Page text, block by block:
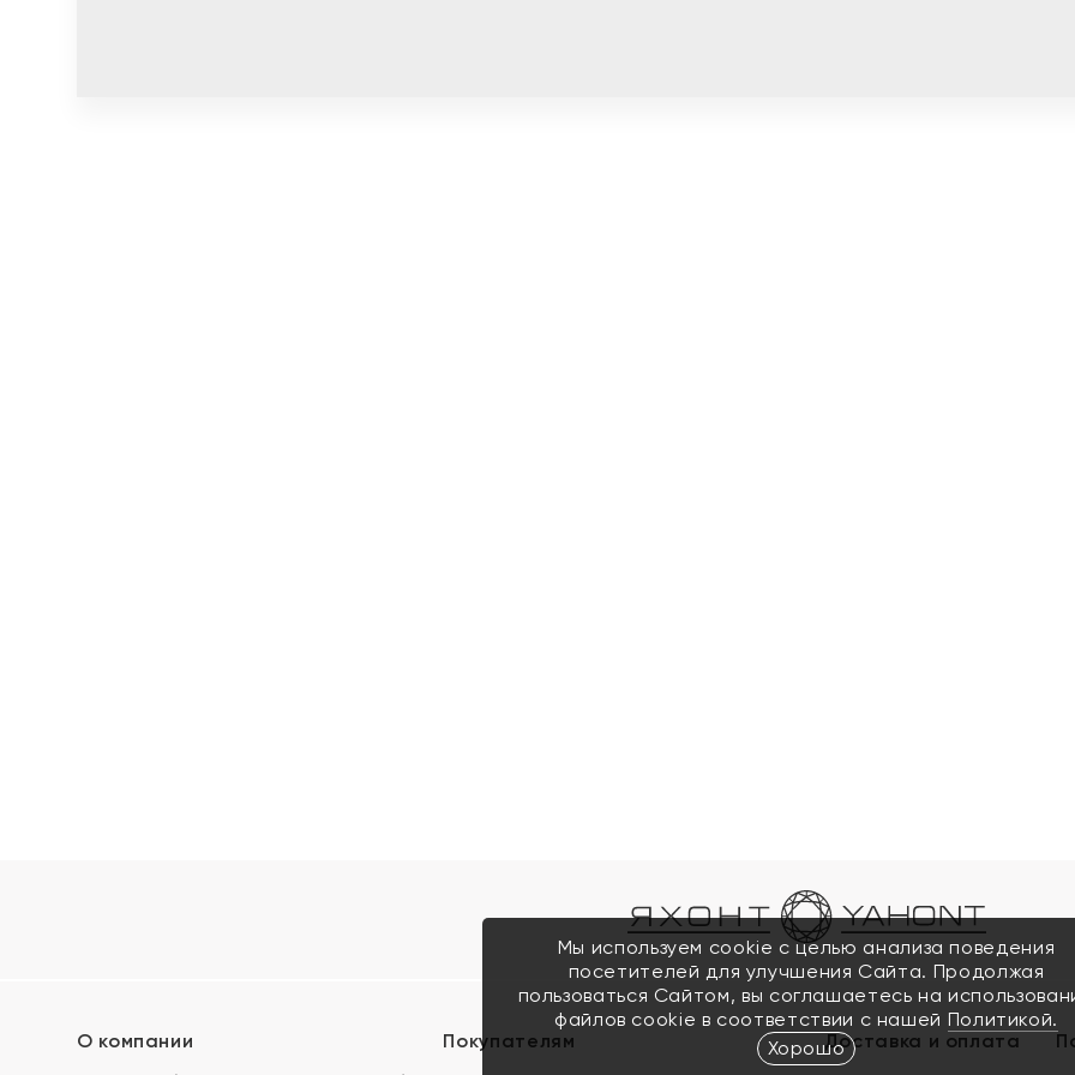
О компании Покупателям Доставка и оплата
Мы используем cookie с целью анализа поведения
посетителей для улучшения Сайта. Продолжая
пользоваться Сайтом, вы соглашаетесь на
файлов cookie в соответствии с нашей Политикой.
Хорошо